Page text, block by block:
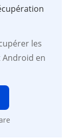
les
Android en